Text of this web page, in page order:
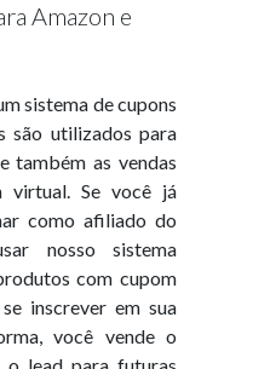
Amazon e
sistema de cupons
são utilizados para
também as vendas
virtual. Se você já
como afiliado do
nosso sistema
com cupom
inscrever em sua
você vende o